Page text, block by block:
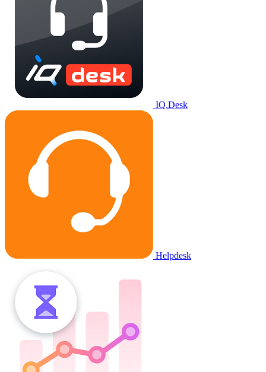
IQ.Desk
Helpdesk